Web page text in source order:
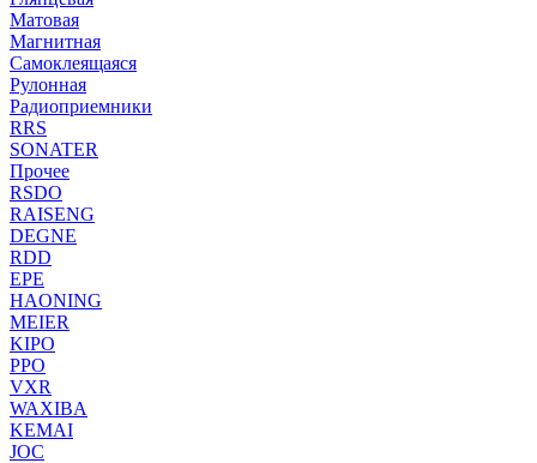
Матовая
Магнитная
Самоклеящаяся
Рулонная
Радиоприемники
RRS
SONATER
Прочее
RSDO
RAISENG
DEGNE
RDD
EPE
HAONING
MEIER
KIPO
PPO
VXR
WAXIBA
KEMAI
JOC